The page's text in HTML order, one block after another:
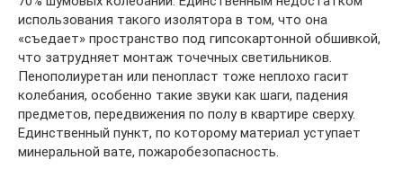
использования такого изолятора в том, что она
«съедает» пространство под гипсокартонной обшивкой,
что затрудняет монтаж точечных светильников.
Пенополиуретан или пенопласт тоже неплохо гасит
колебания, особенно такие звуки как шаги, падения
предметов, передвижения по полу в квартире сверху.
Единственный пункт, по которому материал уступает
минеральной вате, пожаробезопасность.